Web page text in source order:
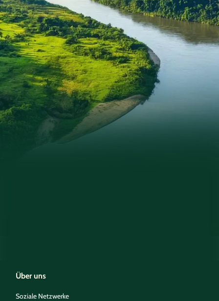
Über uns
Soziale Netzwerke